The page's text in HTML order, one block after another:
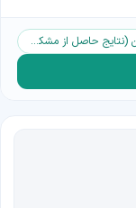
تشخیص‌های قبل از تولد جنین (نتایج حاصل از مشکلات سونوگرافی و تست‌های غربالگری مادر)